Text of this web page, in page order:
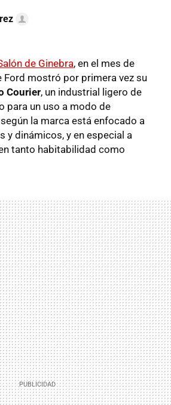
de Ginebra, en el mes de
Ford mostró por primera vez su
Courier, un industrial ligero de
para un uso a modo de
la marca está enfocado a
y dinámicos, y en especial a
tanto habitabilidad como